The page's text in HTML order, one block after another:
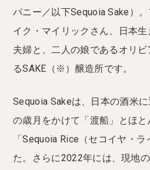
パニー／以下Sequoia Sake）
イク・マイリックさん、日本
夫婦と、二人の娘であるオリ
るSAKE（※）醸造所です。
Sequoia Sakeは、日本の酒米
の歳月をかけて「渡船」とほ
「Sequoia Rice（セコイヤ・
た。さらに2022年には、現地